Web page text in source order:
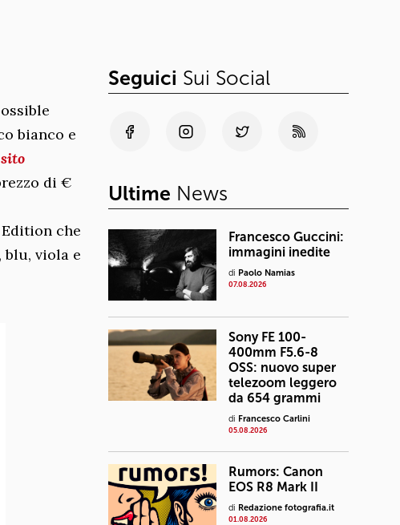
bianco e
di €
che
viola e
Seguici Sui Social
Ultime News
Francesco Guccini:
immagini inedite
di Paolo Namias
07.08.2026
Sony FE 100-
400mm F5.6-8
OSS: nuovo super
telezoom leggero
da 654 grammi
di Francesco Carlini
05.08.2026
Rumors: Canon
EOS R8 Mark II
di Redazione fotografia.it
01.08.2026